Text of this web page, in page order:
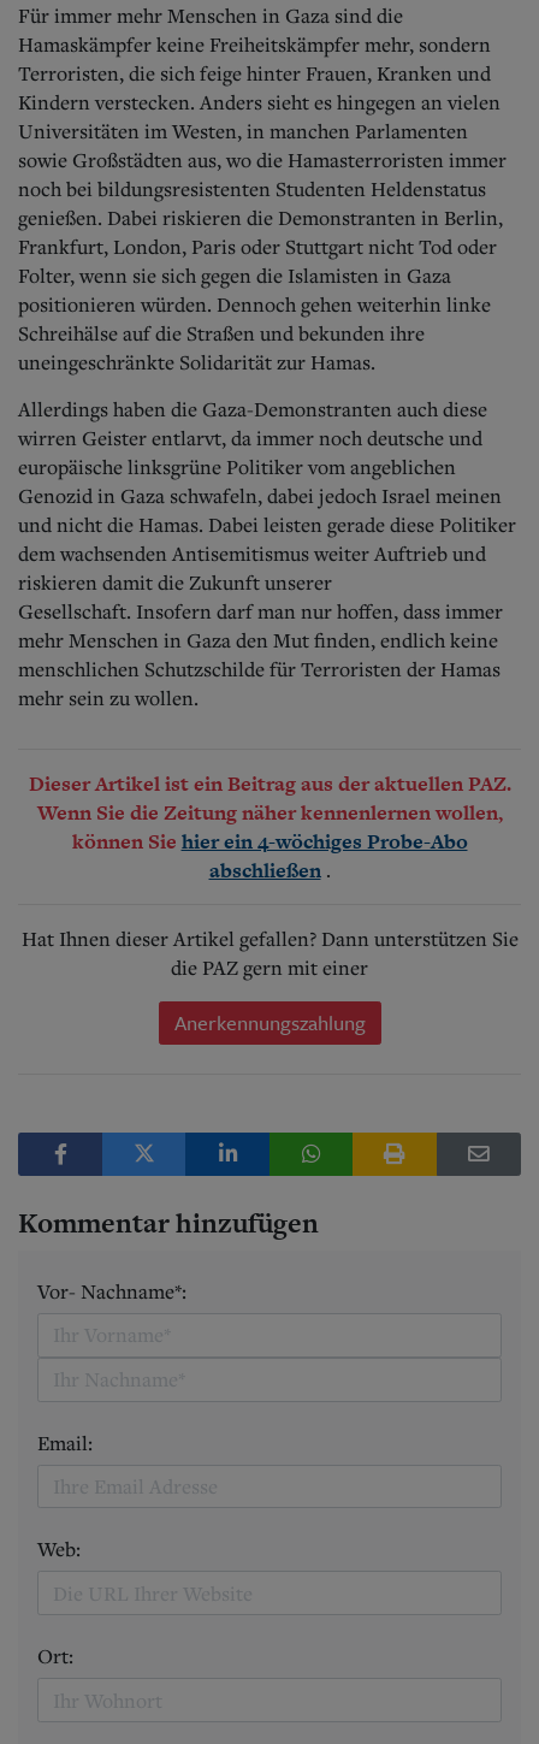
Für immer mehr Menschen in Gaza sind die
Hamaskämpfer keine Freiheitskämpfer mehr, sondern
Terroristen, die sich feige hinter Frauen, Kranken und
Kindern verstecken. Anders sieht es hingegen an vielen
Universitäten im Westen, in manchen Parlamenten
sowie Großstädten aus, wo die Hamasterroristen immer
noch bei bildungsresistenten Studenten Heldenstatus
genießen. Dabei riskieren die Demonstranten in Berlin,
Frankfurt, London, Paris oder Stuttgart nicht Tod oder
Folter, wenn sie sich gegen die Islamisten in Gaza
positionieren würden. Dennoch gehen weiterhin linke
Schreihälse auf die Straßen und bekunden ihre
uneingeschränkte Solidarität zur Hamas.
Allerdings haben die Gaza-Demonstranten auch diese
wirren Geister entlarvt, da immer noch deutsche und
europäische linksgrüne Politiker vom angeblichen
Genozid in Gaza schwafeln, dabei jedoch Israel meinen
und nicht die Hamas. Dabei leisten gerade diese Politiker
dem wachsenden Antisemitismus weiter Auftrieb und
riskieren damit die Zukunft unserer
Gesellschaft. Insofern darf man nur hoffen, dass immer
mehr Menschen in Gaza den Mut finden, endlich keine
menschlichen Schutzschilde für Terroristen der Hamas
mehr sein zu wollen.
Dieser Artikel ist ein Beitrag aus der aktuellen PAZ.
Wenn Sie die Zeitung näher kennenlernen wollen,
können Sie hier ein 4-wöchiges Probe-Abo
abschließen .
Hat Ihnen dieser Artikel gefallen? Dann unterstützen Sie
die PAZ gern mit einer
Anerkennungszahlung
Kommentar hinzufügen
Vor- Nachname*:
Email:
Web:
Ort: